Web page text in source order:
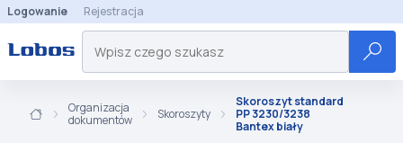
Logowanie Rejestracja
Organizacja
dokumentów
Skoroszyty
Skoroszyt standard
PP 3230/3238
Bantex biały